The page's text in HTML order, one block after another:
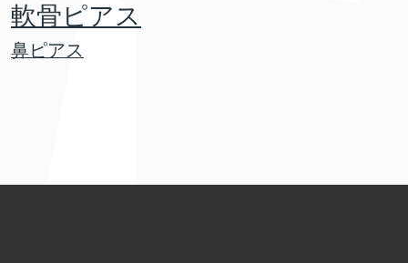
軟骨ピアス
鼻ピアス